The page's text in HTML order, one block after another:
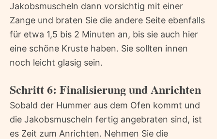
Jakobsmuscheln dann vorsichtig mit einer
Zange und braten Sie die andere Seite ebenfalls
für etwa 1,5 bis 2 Minuten an, bis sie auch hier
eine schöne Kruste haben. Sie sollten innen
noch leicht glasig sein.
Schritt 6: Finalisierung und Anrichten
Sobald der Hummer aus dem Ofen kommt und
die Jakobsmuscheln fertig angebraten sind, ist
es Zeit zum Anrichten. Nehmen Sie die